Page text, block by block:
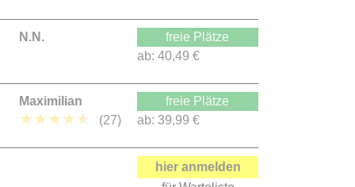
N.N.
freie Plätze
ab: 40,49 €
Maximilian
★★★★★ (27)
freie Plätze
ab: 39,99 €
hier anmelden